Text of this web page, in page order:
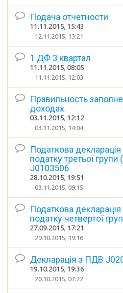
Подача отчетности
11.11.2015, 15:43
12.11.2015, 13:21
1 ДФ 3 квартал
11.11.2015, 08:05
11.11.2015, 12:03
Правильность
доходах.
03.11.2015, 12:12
03.11.2015, 14:04
Податкова
податку третьої
J0103506
28.10.2015, 19:51
03.11.2015, 09:15
Податкова
податку четвертої
27.09.2015, 17:21
29.10.2015, 19:16
Декларація з ПДВ
19.10.2015, 19:36
20.10.2015, 07:22